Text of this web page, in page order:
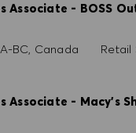
Associate - BOSS
BC, Canada
Retail
Associate - Macy's